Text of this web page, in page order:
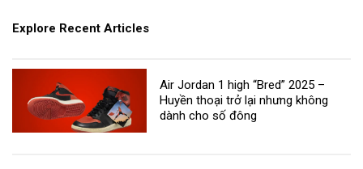
Explore Recent Articles
Air Jordan 1 high “Bred” 2025 –
Huyền thoại trở lại nhưng không
dành cho số đông